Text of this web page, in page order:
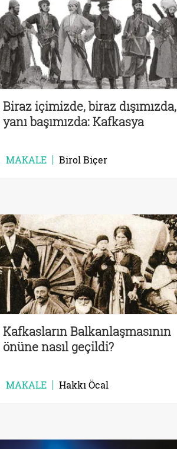
Biraz içimizde, biraz dışımızda,
yanı başımızda: Kafkasya
MAKALE Birol Biçer
Kafkasların Balkanlaşmasının
önüne nasıl geçildi?
MAKALE Hakkı Öcal